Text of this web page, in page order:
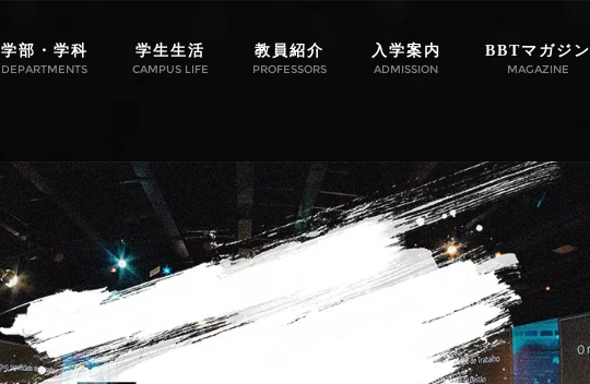
学部・学科
DEPARTMENTS
学生生活
CAMPUS LIFE
教員紹介
PROFESSORS
入学案内
ADMISSION
BBTマガジン
MAGAZINE